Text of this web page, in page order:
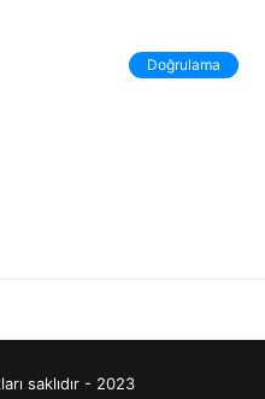
Doğrulama
saklıdır - 2023